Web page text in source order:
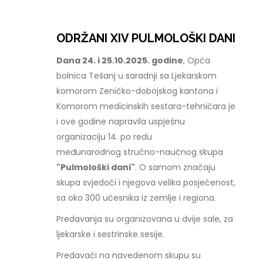
ODRŽANI XIV PULMOLOŠKI DANI
Dana 24. i 25.10.2025. godine, Opća
bolnica Tešanj u saradnji sa Ljekarskom
komorom Zeničko-dobojskog kantona i
Komorom medicinskih sestara-tehničara je
i ove godine napravila uspješnu
organizaciju 14. po redu
međunarodnog stručno-naučnog skupa
"Pulmološki dani". O samom značaju
skupa svjedoči i njegova velika posjećenost,
sa oko 300 učesnika iz zemlje i regiona.
Predavanja su organizovana u dvije sale, za
ljekarske i sestrinske sesije.
Predavači na navedenom skupu su